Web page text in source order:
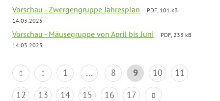
Vorschau - Zwergengruppe Jahresplan
PDF, 101 kB
14.03.2025
Vorschau - Mäusegruppe von April bis Juni
PDF, 233 kB
14.03.2025
1 ... 8 9 10
11
12
13 14 15 16 17